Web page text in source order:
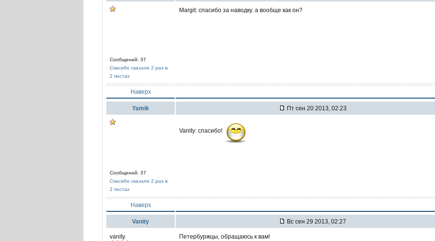
Сообщений: 37
Спасибо сказали 2 раз в
2 постах
Margit: спасибо за наводку. а вообще как он?
Наверх
Yamik Пт сен 20 2013, 02:23
Сообщений: 37
Спасибо сказали 2 раз в
2 постах
Vanity: спасибо!
Наверх
Vanity Вс сен 29 2013, 02:27
vanity
Петербуржцы, обращаюсь к вам!